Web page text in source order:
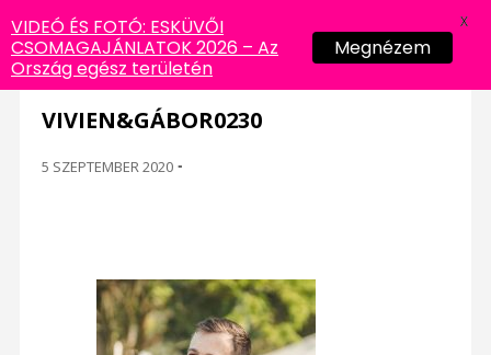
VIVIEN&GÁBOR0230
5 SZEPTEMBER 2020 -
VIDEÓ ÉS FOTÓ: ESKÜVŐI
CSOMAGAJÁNLATOK 2026 – Az
Ország egész területén
Megnézem
X